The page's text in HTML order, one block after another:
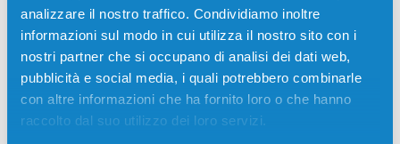
analizzare il nostro traffico. Condividiamo inoltre
informazioni sul modo in cui utilizza il nostro sito con i
nostri partner che si occupano di analisi dei dati web,
pubblicità e social media, i quali potrebbero combinarle
con altre informazioni che ha fornito loro o che hanno
raccolto dal suo utilizzo dei loro servizi.
Recensioni